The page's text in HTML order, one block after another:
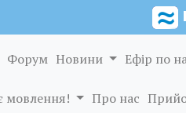
Форум Новини Ефір по
мовлення! Про нас